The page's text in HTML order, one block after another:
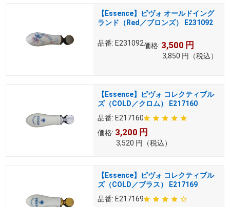
【Essence】ピヴォ オールドイング
ランド（Red／ブロンズ） E231092
品番: E231092価格: 3,500 円
3,850 円 （税込）
【Essence】ピヴォ コレクティブル
ズ（COLD／クロム） E217160
品番: E217160
価格: 3,200 円
3,520 円 （税込）
【Essence】ピヴォ コレクティブル
ズ（COLD／ブラス） E217169
品番: E217169